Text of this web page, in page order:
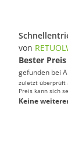
von
Bester Preis
gefunden bei
zuletzt überprüft
Preis kann sich
Keine